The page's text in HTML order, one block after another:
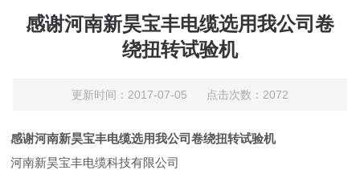
感谢河南新昊宝丰电缆选用我公司卷
绕扭转试验机
更新时间：2017-07-05 点击次数：2072
感谢河南新昊宝丰电缆选用我公司卷绕扭转试验机
河南新昊宝丰电缆科技有限公司